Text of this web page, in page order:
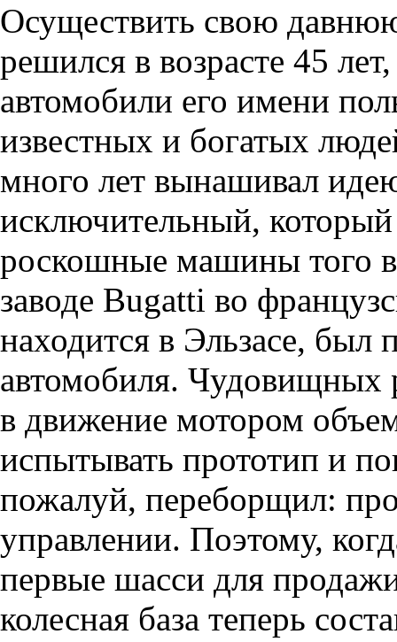
Осуществить свою
решился в возрасте 45
автомобили его имени
известных и богатых
много лет вынашивал
исключительный,
роскошные машины того
заводе Bugatti во
находится в Эльзасе, был
автомобиля. Чудовищных
в движение мотором
испытывать прототип и
пожалуй, переборщил:
управлении. Поэтому,
первые шасси для
колесная база теперь